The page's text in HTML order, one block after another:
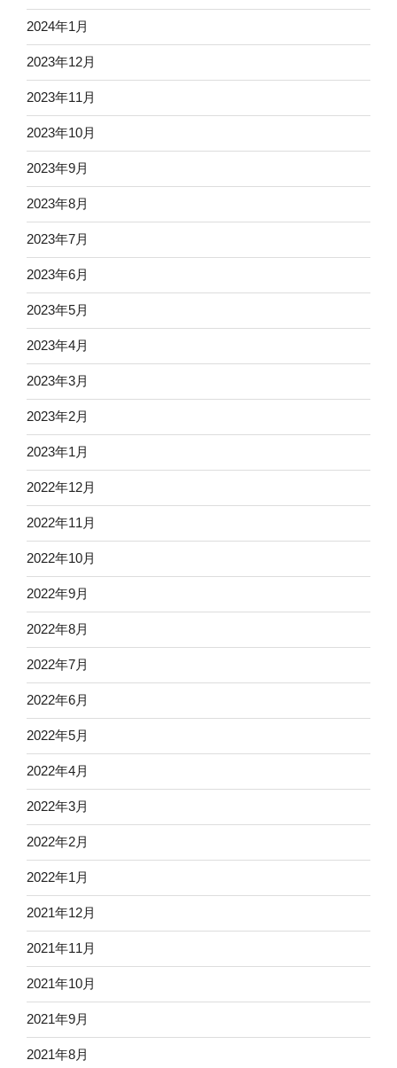
2024年1月
2023年12月
2023年11月
2023年10月
2023年9月
2023年8月
2023年7月
2023年6月
2023年5月
2023年4月
2023年3月
2023年2月
2023年1月
2022年12月
2022年11月
2022年10月
2022年9月
2022年8月
2022年7月
2022年6月
2022年5月
2022年4月
2022年3月
2022年2月
2022年1月
2021年12月
2021年11月
2021年10月
2021年9月
2021年8月